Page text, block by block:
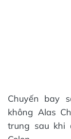
Chuyến bay
không Alas
trung sau khi